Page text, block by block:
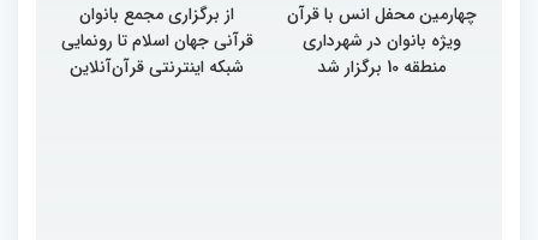
چهارمین محفل انس با قرآن
ویژه بانوان در شهرداری
منطقه 10 برگزار شد
از برگزاری مجمع بانوان
قرآنی جهان اسلام تا رونمایی
شبکه اینترنتی قرآن‌آنلاین